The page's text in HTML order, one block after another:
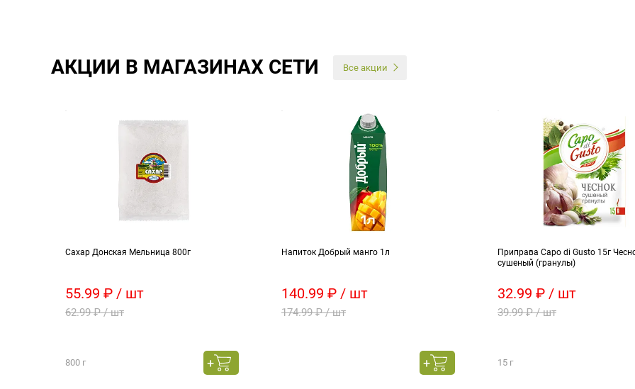
АКЦИИ В МАГАЗИНАХ СЕТИ Все акции
Сахар Донская Мельница 800г
55.99 ₽ / шт
62.99 ₽ / шт
800 г
Напиток Добрый манго 1л
140.99 ₽ / шт
174.99 ₽ / шт
Приправа Capo di Gusto 15г
сушеный (гранулы)
32.99 ₽ / шт
39.99 ₽ / шт
15 г